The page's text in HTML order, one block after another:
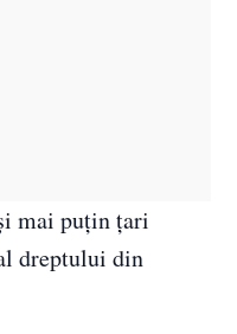
mai puţin ţari
dreptului din